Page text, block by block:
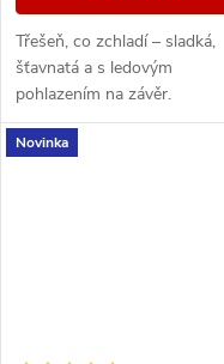
Třešeň, co zchladí – sladká,
šťavnatá a s ledovým
pohlazením na závěr.
Novinka